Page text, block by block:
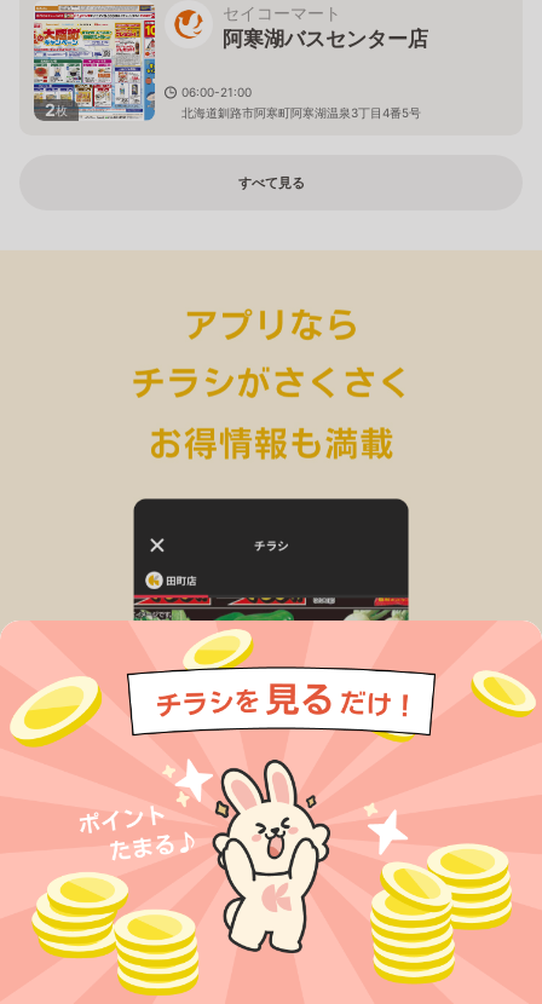
2枚
セイコーマート
阿寒湖バスセンター店
06:00-21:00
北海道釧路市阿寒町阿寒湖温泉3丁目4番5号
すべて見る